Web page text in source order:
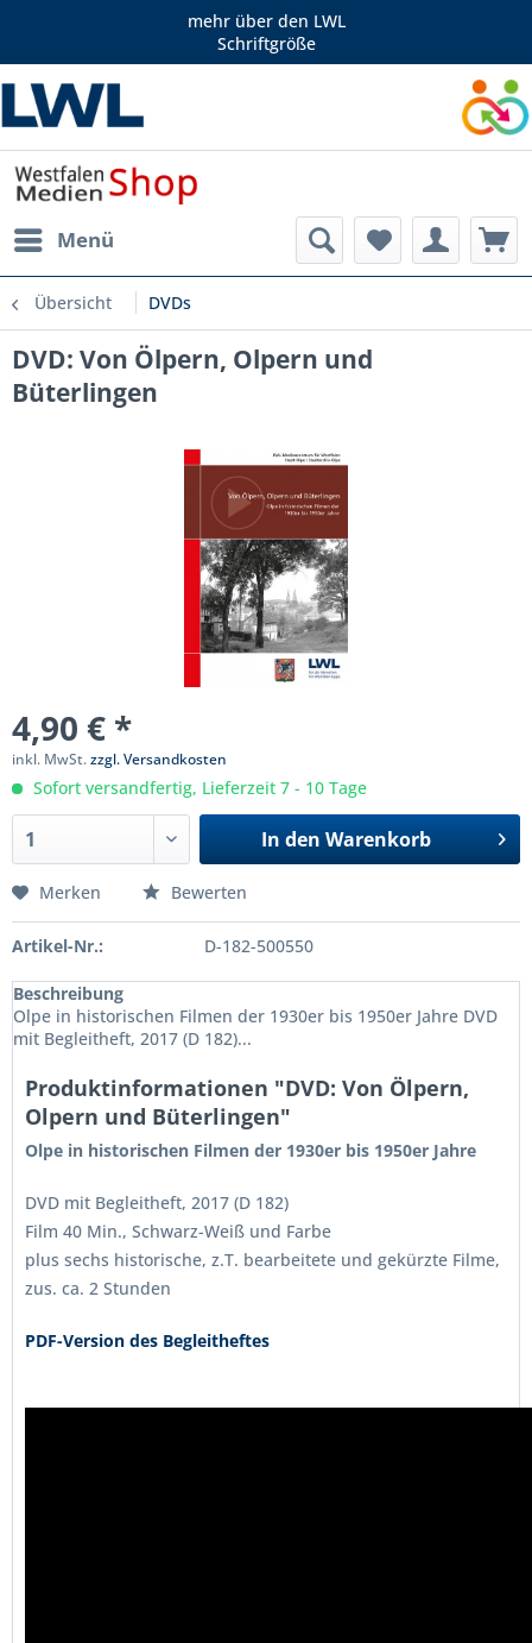
mehr über den LWL
Schriftgröße
Menü
Übersicht DVDs
DVD: Von Ölpern, Olpern und
Büterlingen
4,90 € *
inkl. MwSt.zzgl. Versandkosten
Sofort versandfertig, Lieferzeit 7 - 10 Tage
In den Warenkorb
Merken Bewerten
Artikel-Nr.: D-182-500550
Beschreibung
Olpe in historischen Filmen der 1930er bis 1950er Jahre DVD
mit Begleitheft, 2017 (D 182)...
Produktinformationen "DVD: Von Ölpern,
Olpern und Büterlingen"
Olpe in historischen Filmen der 1930er bis 1950er Jahre
DVD mit Begleitheft, 2017 (D 182)
Film 40 Min., Schwarz-Weiß und Farbe
plus sechs historische, z.T. bearbeitete und gekürzte Filme,
zus. ca. 2 Stunden
PDF-Version des Begleitheftes